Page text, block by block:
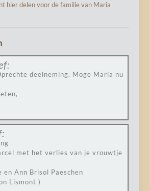
hier delen voor de familie van Maria
deelneming. Moge Maria nu
met het verlies van je vrouwtje
en Ann Brisol Paeschen
Lismont )